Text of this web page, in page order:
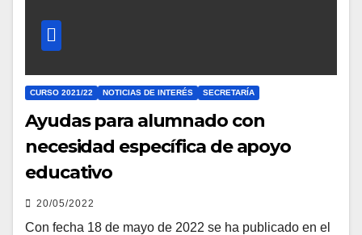
CURSO 2021/22 NOTICIAS DE INTERÉS SECRETARÍA
Ayudas para alumnado con
necesidad específica de apoyo
educativo
20/05/2022
Con fecha 18 de mayo de 2022 se ha publicado en el